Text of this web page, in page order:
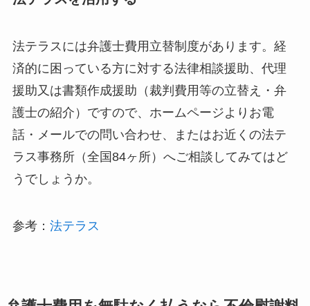
法テラスには弁護士費用立替制度があります。経
済的に困っている方に対する法律相談援助、代理
援助又は書類作成援助（裁判費用等の立替え・弁
護士の紹介）ですので、ホームページよりお電
話・メールでの問い合わせ、またはお近くの法テ
ラス事務所（全国84ヶ所）へご相談してみてはど
うでしょうか。
参考： 法テラス